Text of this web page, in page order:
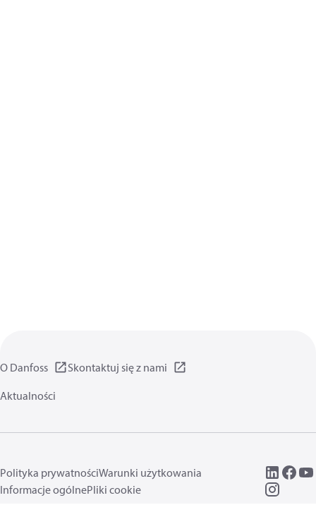
O Danfoss
Skontaktuj się z nami
Aktualności
Polityka prywatnościWarunki użytkowania
Informacje ogólnePliki cookie